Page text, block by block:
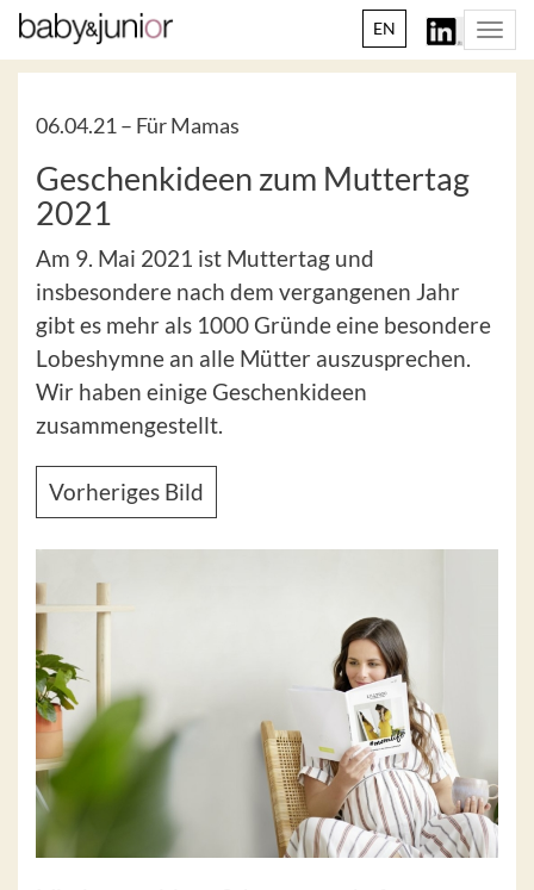
EN
06.04.21 – Für Mamas
Geschenkideen zum Muttertag
2021
Am 9. Mai 2021 ist Muttertag und
insbesondere nach dem vergangenen Jahr
gibt es mehr als 1000 Gründe eine besondere
Lobeshymne an alle Mütter auszusprechen.
Wir haben einige Geschenkideen
zusammengestellt.
Vorheriges Bild